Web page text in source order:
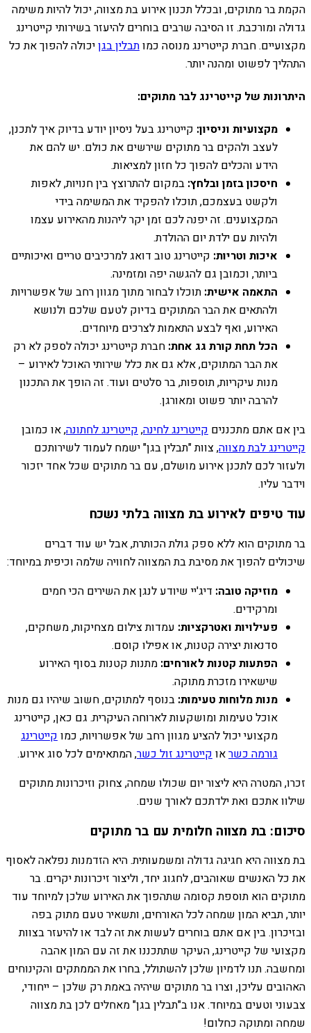
הקמת בר מתוקים, ובכלל תכנון אירוע בת מצווה, יכול להיות משימה
גדולה ומורכבת. זו הסיבה שרבים בוחרים להיעזר בשירותי קייטרינג
מקצועיים. חברת קייטרינג מנוסה כמותבלין בגןיכולה להפוך את כל
התהליך לפשוט ומהנה יותר.
היתרונות של קייטרינג לבר מתוקים:
מקצועיות וניסיון: קייטרינג בעל ניסיון יודע בדיוק איך לתכנן,
לעצב ולהקים בר מתוקים שירשים את כולם. יש להם את
הידע והכלים להפוך כל חזון למציאות.
חיסכון בזמן ובלחץ: במקום להתרוצץ בין חנויות, לאפות
ולקשט בעצמכם, תוכלו להפקיד את המשימה בידי
המקצוענים. זה יפנה לכם זמן יקר ליהנות מהאירוע עצמו
ולהיות עם ילדת יום ההולדת.
איכות וטריות: קייטרינג טוב דואג למרכיבים טריים ואיכותיים
ביותר, וכמובן גם להגשה יפה ומזמינה.
התאמה אישית: תוכלו לבחור מתוך מגוון רחב של אפשרויות
ולהתאים את הבר המתוקים בדיוק לטעם שלכם ולנושא
האירוע, ואף לבצע התאמות לצרכים מיוחדים.
הכל תחת קורת גג אחת: חברת קייטרינג יכולה לספק לא רק
את הבר המתוקים, אלא גם את כלל שירותי האוכל לאירוע –
מנות עיקריות, תוספות, בר סלטים ועוד. זה הופך את התכנון
להרבה יותר פשוט ומאורגן.
בין אם אתם מתכננים קייטרינג לחינה,קייטרינג לחתונה, או כמובן
קייטרינג לבת מצווה, צוות "תבלין בגן" ישמח לעמוד לשירותכם
ולעזור לכם לתכנן אירוע מושלם, עם בר מתוקים שכל אחד יזכור
וידבר עליו.
עוד טיפים לאירוע בת מצווה בלתי נשכח
בר מתוקים הוא ללא ספק גולת הכותרת, אבל יש עוד דברים
שיכולים להפוך את מסיבת בת המצווה לחוויה שלמה וכיפית במיוחד:
מוזיקה טובה: דיג'יי שיודע לנגן את השירים הכי חמים
ומרקידים.
פעילויות ואטרקציות: עמדות צילום מצחיקות, משחקים,
סדנאות יצירה קטנות, או אפילו קוסם.
הפתעות קטנות לאורחים: מתנות קטנות בסוף האירוע
שישאירו מזכרת מתוקה.
מנות מלוחות טעימות: בנוסף למתוקים, חשוב שיהיו גם מנות
אוכל טעימות ומושקעות לארוחה העיקרית. גם כאן, קייטרינג
מקצועי יכול להציע מגוון רחב של אפשרויות, כמוקייטרינג
גורמה כשראוקייטרינג זול כשר, המתאימים לכל סוג אירוע.
זכרו, המטרה היא ליצור יום שכולו שמחה, צחוק וזיכרונות מתוקים
שילוו אתכם ואת ילדתכם לאורך שנים.
סיכום: בת מצווה חלומית עם בר מתוקים
בת מצווה היא חגיגה גדולה ומשמעותית. היא הזדמנות נפלאה לאסוף
את כל האנשים שאוהבים, לחגוג יחד, וליצור זיכרונות יקרים. בר
מתוקים הוא תוספת קסומה שתהפוך את האירוע שלכן למיוחד עוד
יותר, תביא המון שמחה לכל האורחים, ותשאיר טעם מתוק בפה
ובזיכרון. בין אם אתם בוחרים לעשות את זה לבד או להיעזר בצוות
מקצועי של קייטרינג, העיקר שתתכננו את זה עם המון אהבה
ומחשבה. תנו לדמיון שלכן להשתולל, בחרו את הממתקים והקינוחים
האהובים עליכן, וצרו בר מתוקים שיהיה באמת רק שלכן – ייחודי,
צבעוני וטעים במיוחד. אנו ב"תבלין בגן" מאחלים לכן בת מצווה
שמחה ומתוקה כחלום!